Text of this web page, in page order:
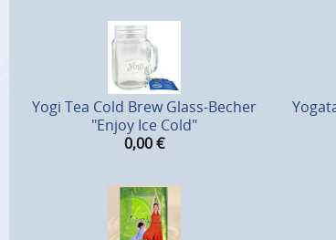
Yogi Tea Cold Brew Glass-Becher
"Enjoy Ice Cold"
0,00€